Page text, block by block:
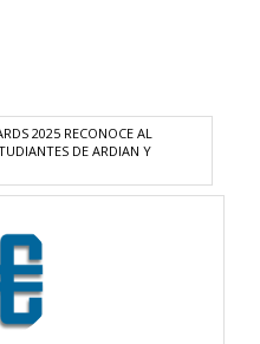
2025 RECONOCE AL
DE ARDIAN Y